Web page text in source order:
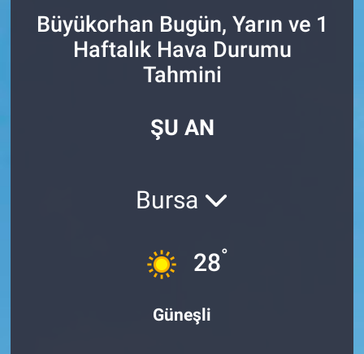
Büyükorhan Bugün, Yarın ve 1
Haftalık Hava Durumu
Tahmini
ŞU AN
Bursa
28°
Güneşli
Süper Lig Puan Durumu ve Fikstür
Tüm Manşetler